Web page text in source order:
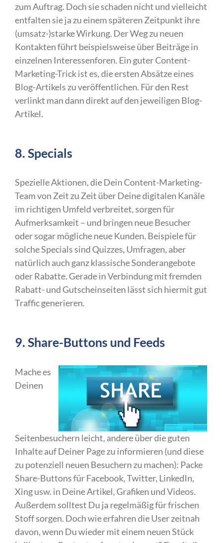
zum Auftrag. Doch sie schaden nicht und vielleicht
entfalten sie ja zu einem späteren Zeitpunkt ihre
(umsatz-)starke Wirkung. Der Weg zu neuen
Kontakten führt beispielsweise über Beiträge in
einzelnen Interessenforen. Ein guter Content-
Marketing-Trick ist es, die ersten Absätze eines
Blog-Artikels zu veröffentlichen. Für den Rest
verlinkt man dann direkt auf den jeweiligen Blog-
Artikel.
8. Specials
Spezielle Aktionen, die Dein Content-Marketing-
Team von Zeit zu Zeit über Deine digitalen Kanäle
im richtigen Umfeld verbreitet, sorgen für
Aufmerksamkeit – und bringen neue Besucher
oder sogar mögliche neue Kunden. Beispiele für
solche Specials sind Quizzes, Umfragen, aber
natürlich auch ganz klassische Sonderangebote
oder Rabatte. Gerade in Verbindung mit fremden
Rabatt- und Gutscheinseiten lässt sich hiermit gut
Traffic generieren.
9. Share-Buttons und Feeds
Mache es
Deinen
Seitenbesuchern leicht, andere über die guten
Inhalte auf Deiner Page zu informieren (und diese
zu potenziell neuen Besuchern zu machen): Packe
Share-Buttons für Facebook, Twitter, LinkedIn,
Xing usw. in Deine Artikel, Grafiken und Videos.
Außerdem solltest Du ja regelmäßig für frischen
Stoff sorgen. Doch wie erfahren die User zeitnah
davon, wenn Du wieder mit einem neuen Stück